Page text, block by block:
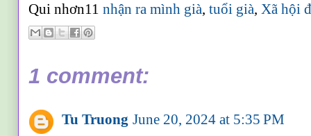
Qui nhơn11nhận ra mình già,tuổi già,Xã hội
1 comment:
Tu Truong June 20, 2024 at 5:35 PM